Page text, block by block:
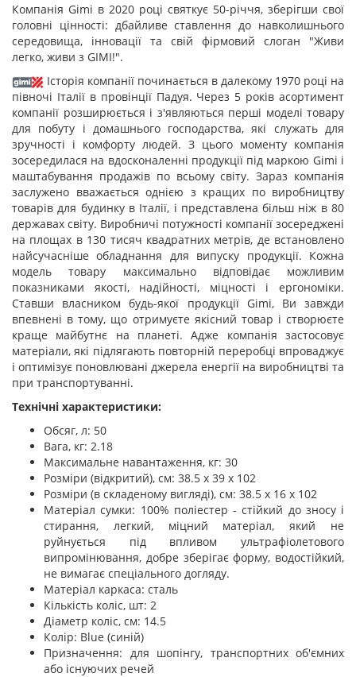
Компанія Gimi в 2020 році святкує 50-річчя, зберігши свої
головні цінності: дбайливе ставлення до навколишнього
середовища, інновації та свій фірмовий слоган "Живи
легко, живи з GIMI!".
Історія компанії починається в далекому 1970 році на
півночі Італії в провінції Падуя. Через 5 років асортимент
компанії розширюється і з'являються перші моделі товару
для побуту і домашнього господарства, які служать для
зручності і комфорту людей. З цього моменту компанія
зосередилася на вдосконаленні продукції під маркою Gimi і
маштабування продажів по всьому світу. Зараз компанія
заслужено вважається однією з кращих по виробництву
товарів для будинку в Італії, і представлена більш ніж в 80
державах світу. Виробничі потужності компанії зосереджені
на площах в 130 тисяч квадратних метрів, де встановлено
найсучасніше обладнання для випуску продукції. Кожна
модель товару максимально відповідає можливим
показниками якості, надійності, міцності і ергономіки.
Ставши власником будь-якої продукції Gimi, Ви завжди
впевнені в тому, що отримуєте якісний товар і створюєте
краще майбутнє на планеті. Адже компанія застосовує
матеріали, які підлягають повторній переробці впроваджує
і оптимізує поновлювані джерела енергії на виробництві та
при транспортуванні.
Технічні характеристики:
Обсяг, л: 50
Вага, кг: 2.18
Максимальне навантаження, кг: 30
Розміри (відкритий), см: 38.5 х 39 х 102
Розміри (в складеному вигляді), см: 38.5 х 16 х 102
Матеріал сумки: 100% поліестер - стійкий до зносу і
стирання, легкий, міцний матеріал, який не
руйнується під впливом ультрафіолетового
випромінювання, добре зберігає форму, водостійкий,
не вимагає спеціального догляду.
Матеріал каркаса: сталь
Кількість коліс, шт: 2
Діаметр коліс, см: 14.5
Колір: Blue (синій)
Призначення: для шопінгу, транспортних об'ємних
або існуючих речей